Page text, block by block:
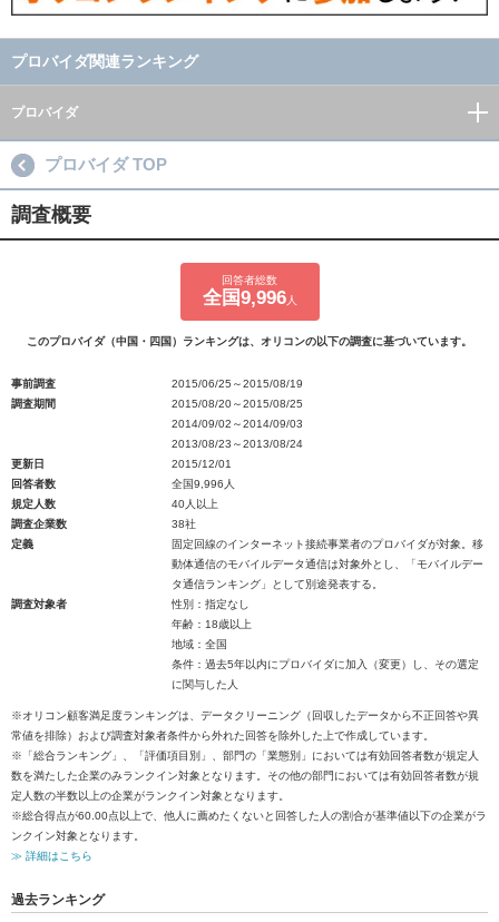
プロバイダ関連ランキング
プロバイダ
プロバイダ TOP
調査概要
回答者総数
全国9,996人
このプロバイダ（中国・四国）ランキングは、オリコンの以下の調査に基づいています。
事前調査
2015/06/25～2015/08/19
調査期間
2015/08/20～2015/08/25
2014/09/02～2014/09/03
2013/08/23～2013/08/24
更新日
2015/12/01
回答者数
全国9,996人
規定人数
40人以上
調査企業数
38社
定義
固定回線のインターネット接続事業者のプロバイダが対象。移
動体通信のモバイルデータ通信は対象外とし、「モバイルデー
タ通信ランキング」として別途発表する。
調査対象者
性別：指定なし
年齢：18歳以上
地域：全国
条件：過去5年以内にプロバイダに加入（変更）し、その選定
に関与した人
※オリコン顧客満足度ランキングは、データクリーニング（回収したデータから不正回答や異
常値を排除）および調査対象者条件から外れた回答を除外した上で作成しています。
※「総合ランキング」、「評価項目別」、部門の「業態別」においては有効回答者数が規定人
数を満たした企業のみランクイン対象となります。その他の部門においては有効回答者数が規
定人数の半数以上の企業がランクイン対象となります。
※総合得点が60.00点以上で、他人に薦めたくないと回答した人の割合が基準値以下の企業がラ
ンクイン対象となります。
≫ 詳細はこちら
過去ランキング